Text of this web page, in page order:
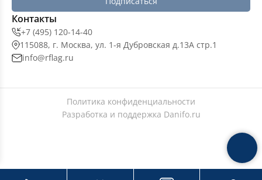
Контакты
+7 (495) 120-14-40
115088, г. Москва, ул. 1-я Дубровская д.13А стр.1
info@rflag.ru
Политика конфиденциальности
Разработка и поддержка Danifo.ru